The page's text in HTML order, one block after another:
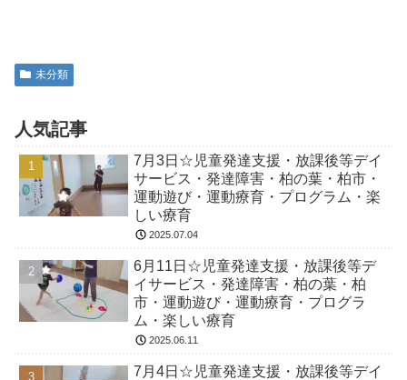
未分類
人気記事
7月3日☆児童発達支援・放課後等デイ
サービス・発達障害・柏の葉・柏市・
運動遊び・運動療育・プログラム・楽
しい療育
2025.07.04
6月11日☆児童発達支援・放課後等デ
イサービス・発達障害・柏の葉・柏
市・運動遊び・運動療育・プログラ
ム・楽しい療育
2025.06.11
7月4日☆児童発達支援・放課後等デイ